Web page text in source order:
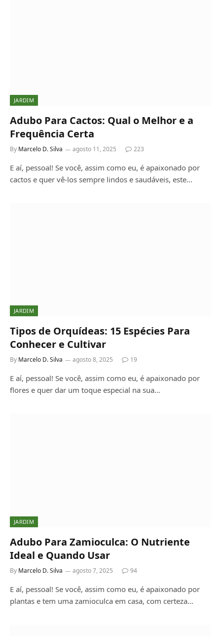
JARDIM
Adubo Para Cactos: Qual o Melhor e a
Frequência Certa
By Marcelo D. Silva agosto 11, 2025 223
E aí, pessoal! Se você, assim como eu, é apaixonado por
cactos e quer vê-los sempre lindos e saudáveis, este…
JARDIM
Tipos de Orquídeas: 15 Espécies Para
Conhecer e Cultivar
By Marcelo D. Silva agosto 8, 2025 19
E aí, pessoal! Se você, assim como eu, é apaixonado por
flores e quer dar um toque especial na sua…
JARDIM
Adubo Para Zamioculca: O Nutriente
Ideal e Quando Usar
By Marcelo D. Silva agosto 7, 2025 94
E aí, pessoal! Se você, assim como eu, é apaixonado por
plantas e tem uma zamioculca em casa, com certeza…